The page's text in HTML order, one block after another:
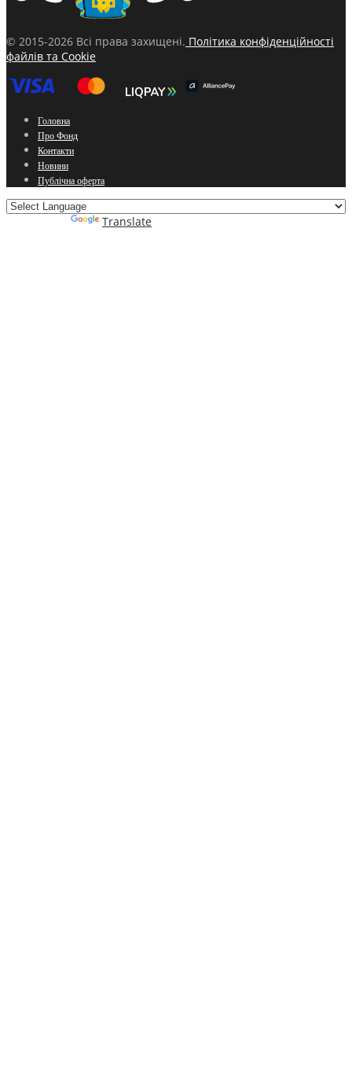
© 2015-2026 Всі права захищені. Політика конфіденційності
файлів та Cookie
Головна
Про Фонд
Контакти
Новини
Публічна оферта
Translate